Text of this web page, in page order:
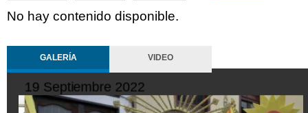
No hay contenido disponible.
GALERÍA VIDEO
19 Septiembre 2022